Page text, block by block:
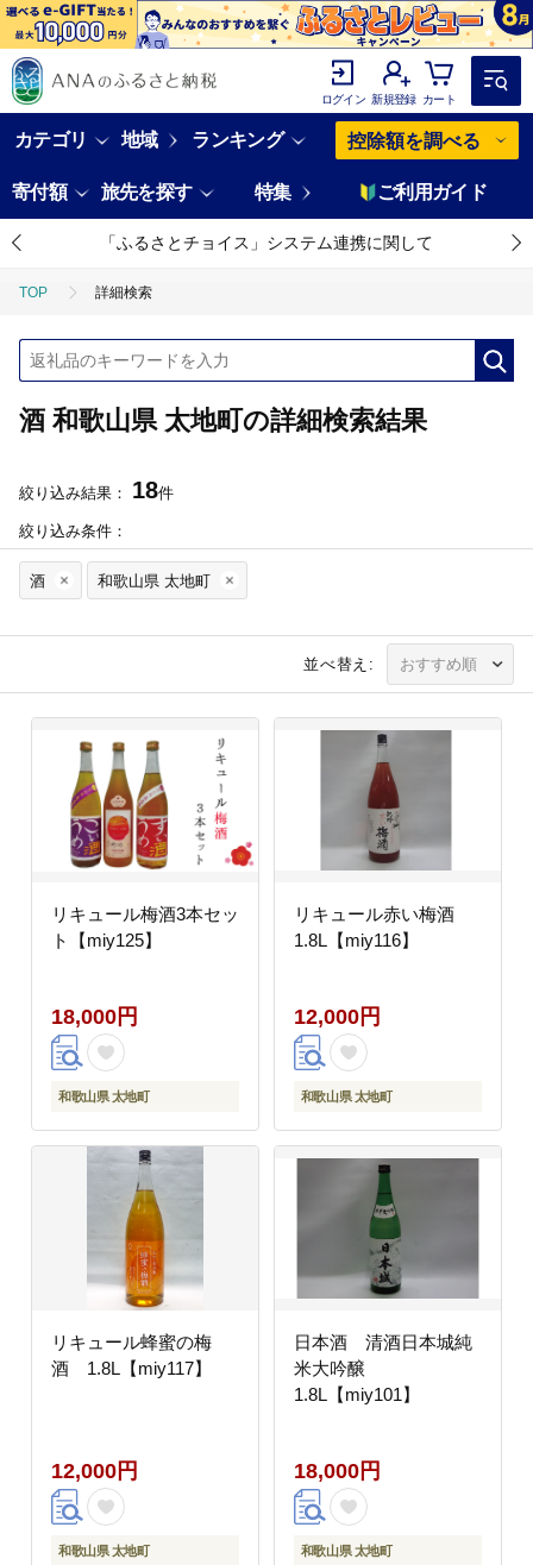
ログイン 新規登録 カート
カテゴリ 地域 ランキング 控除額を調べる
寄付額 旅先を探す 特集 ご利用ガイド
「ふるさとチョイス」システム連携に関して
TOP 詳細検索
酒 和歌山県 太地町の詳細検索結果
絞り込み結果： 18件
絞り込み条件：
酒 和歌山県 太地町
並べ替え:
リキュール梅酒3本セッ
ト【miy125】
18,000円
和歌山県 太地町
リキュール赤い梅酒
1.8L【miy116】
12,000円
和歌山県 太地町
リキュール蜂蜜の梅
酒 1.8L【miy117】
12,000円
和歌山県 太地町
日本酒 清酒日本城純
米大吟醸
1.8L【miy101】
18,000円
和歌山県 太地町